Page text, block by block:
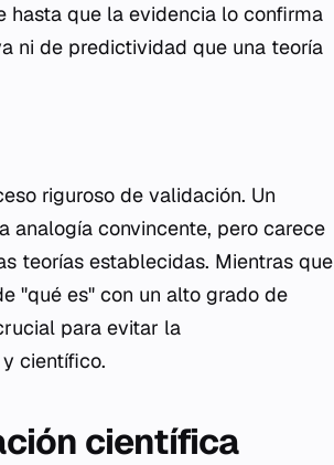
hasta que la evidencia lo confirma
ni de predictividad que una teoría
riguroso de validación. Un
analogía convincente, pero carece
teorías establecidas. Mientras que
"qué es" con un alto grado de
para evitar la
científico.
científica